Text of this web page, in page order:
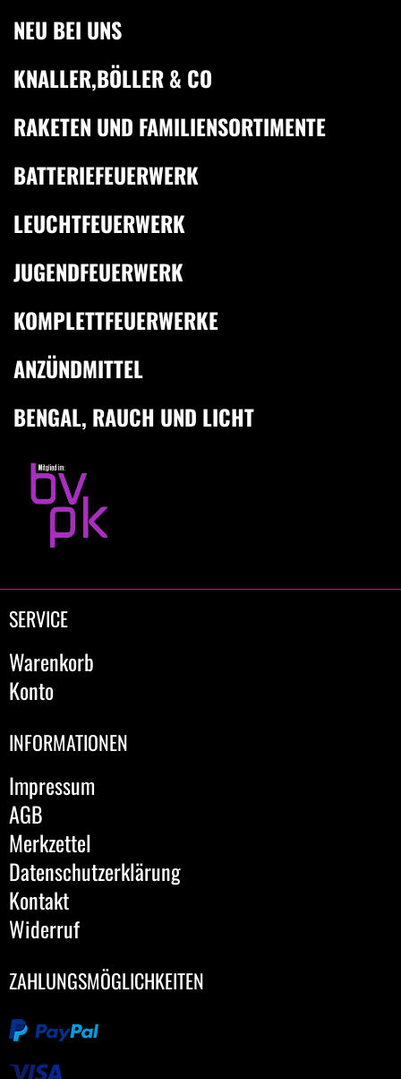
NEU BEI UNS
KNALLER,BÖLLER & CO
RAKETEN UND FAMILIENSORTIMENTE
BATTERIEFEUERWERK
LEUCHTFEUERWERK
JUGENDFEUERWERK
KOMPLETTFEUERWERKE
ANZÜNDMITTEL
BENGAL, RAUCH UND LICHT
SERVICE
Warenkorb
Konto
INFORMATIONEN
Impressum
AGB
Merkzettel
Datenschutzerklärung
Kontakt
Widerruf
ZAHLUNGSMÖGLICHKEITEN